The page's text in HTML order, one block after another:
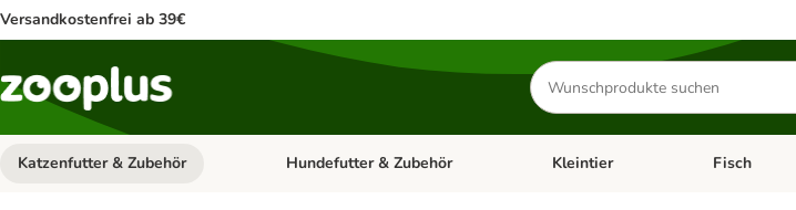
Versandkostenfrei ab 39€
Produkte
suchen
Katzenfutter & Zubehör Kategorie-Menü öffnen: Katzenfutter & Zubehör
Hundefutter & Zubehör Kategorie-Menü öffnen: Hundefutter
Kleintier Kategorie-
Fisch